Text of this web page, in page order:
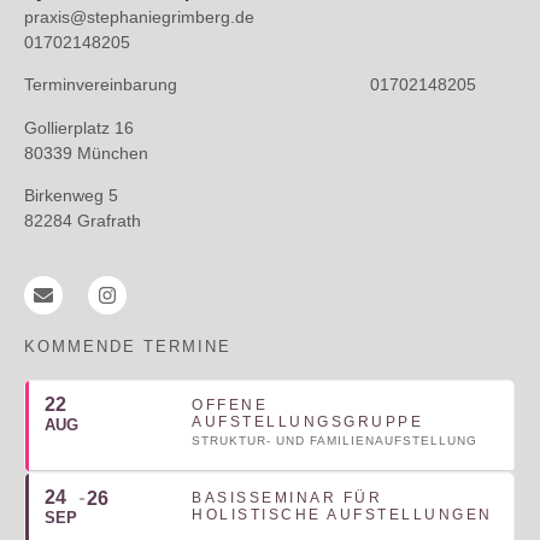
ANMELDUNG
praxis@stephaniegrimberg.de
01702148205
Terminvereinbarung 01702148205
Gollierplatz 16
80339 München
Birkenweg 5
82284 Grafrath
KOMMENDE TERMINE
22
AUG
OFFENE
AUFSTELLUNGSGRUPPE
STRUKTUR- UND FAMILIENAUFSTELLUNG
24
SEP
26
BASISSEMINAR FÜR
HOLISTISCHE AUFSTELLUNGEN